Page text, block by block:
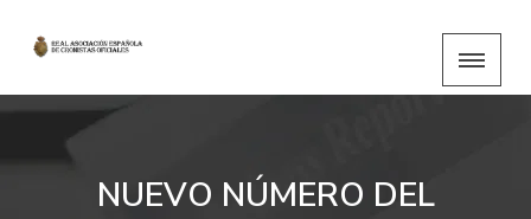
NUEVO NÚMERO DEL